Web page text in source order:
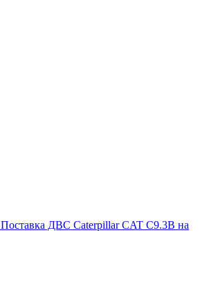
Поставка ДВС Caterpillar CAT C9.3B на